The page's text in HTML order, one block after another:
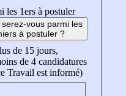
les 1ers à postuler
vous parmi les
à postuler ?
de 15 jours,
de 4 candidatures
Travail est informé)